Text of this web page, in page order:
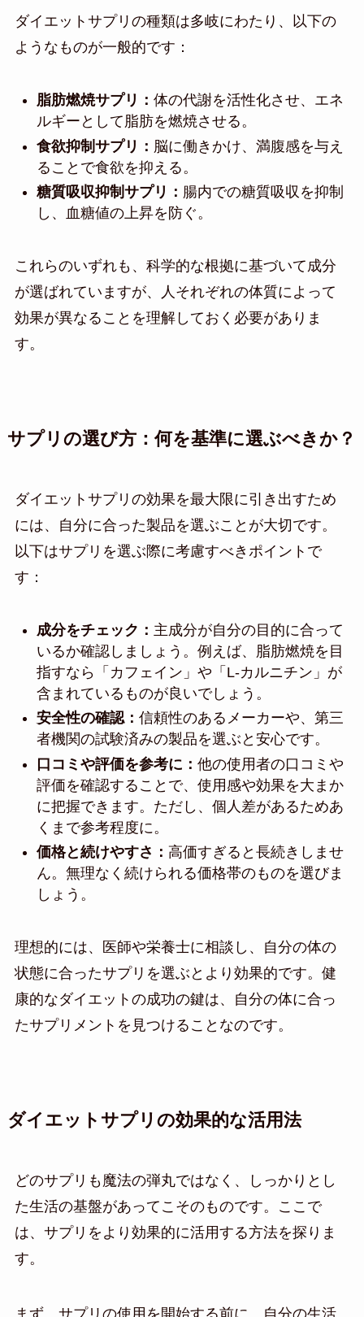
ダイエットサプリの種類は多岐にわたり、以下の
ようなものが一般的です：
脂肪燃焼サプリ： 体の代謝を活性化させ、エネ
ルギーとして脂肪を燃焼させる。
食欲抑制サプリ： 脳に働きかけ、満腹感を与え
ることで食欲を抑える。
糖質吸収抑制サプリ： 腸内での糖質吸収を抑制
し、血糖値の上昇を防ぐ。
これらのいずれも、科学的な根拠に基づいて成分
が選ばれていますが、人それぞれの体質によって
効果が異なることを理解しておく必要がありま
す。
サプリの選び方：何を基準に選ぶべきか？
ダイエットサプリの効果を最大限に引き出すため
には、自分に合った製品を選ぶことが大切です。
以下はサプリを選ぶ際に考慮すべきポイントで
す：
成分をチェック： 主成分が自分の目的に合って
いるか確認しましょう。例えば、脂肪燃焼を目
指すなら「カフェイン」や「L-カルニチン」が
含まれているものが良いでしょう。
安全性の確認： 信頼性のあるメーカーや、第三
者機関の試験済みの製品を選ぶと安心です。
口コミや評価を参考に： 他の使用者の口コミや
評価を確認することで、使用感や効果を大まか
に把握できます。ただし、個人差があるためあ
くまで参考程度に。
価格と続けやすさ： 高価すぎると長続きしませ
ん。無理なく続けられる価格帯のものを選びま
しょう。
理想的には、医師や栄養士に相談し、自分の体の
状態に合ったサプリを選ぶとより効果的です。健
康的なダイエットの成功の鍵は、自分の体に合っ
たサプリメントを見つけることなのです。
ダイエットサプリの効果的な活用法
どのサプリも魔法の弾丸ではなく、しっかりとし
た生活の基盤があってこそのものです。ここで
は、サプリをより効果的に活用する方法を探りま
す。
まず、サプリの使用を開始する前に、自分の生活